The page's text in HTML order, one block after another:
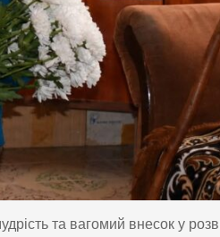
та вагомий внесок у